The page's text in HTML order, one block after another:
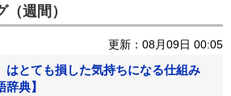
週間）
更新：08月09日 00:05
はとても損した気持ちになる仕組み
辞典】